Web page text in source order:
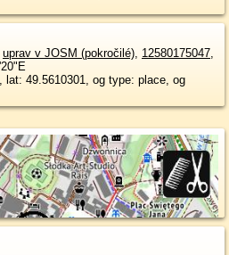
uprav v JOSM (pokročilé) 12580175047
lat: 49.5610301, og type: place, og